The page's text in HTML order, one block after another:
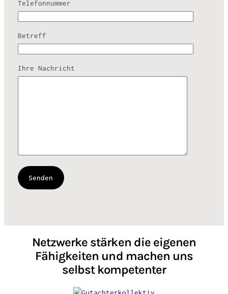
Telefonnummer
Betreff
Ihre Nachricht
Netzwerke stärken die eigenen
Fähigkeiten und machen uns
selbst kompetenter